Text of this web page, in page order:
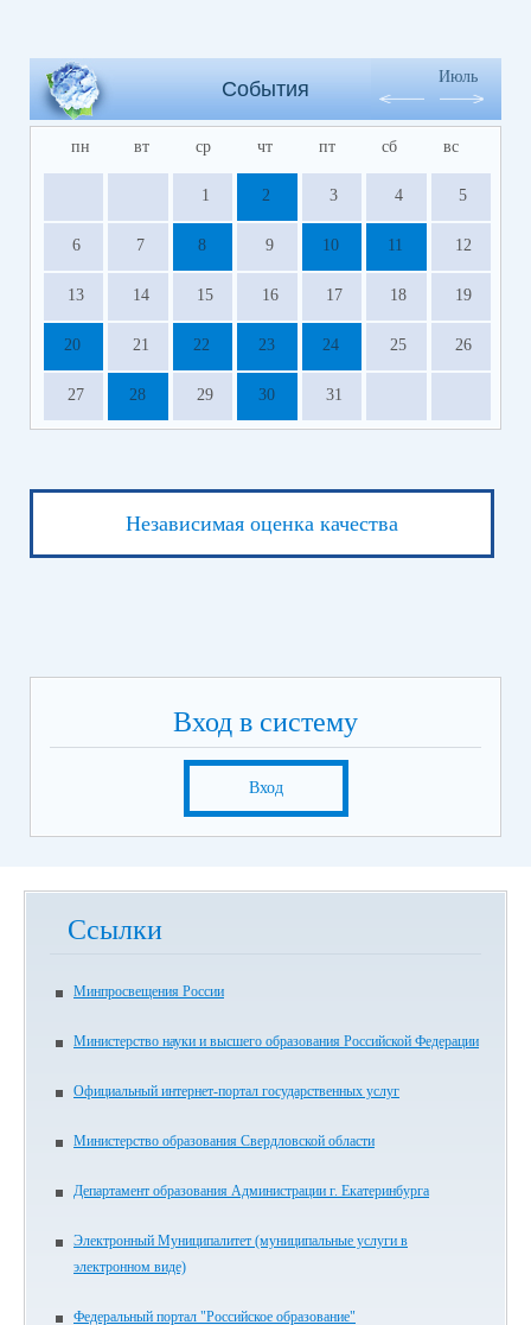
События
Июль
пн вт ср чт пт сб вс
1 2 3 4 5
6 7 8 9 10 11 12
13 14 15 16 17 18 19
20 21 22 23 24 25 26
27 28 29 30 31
Независимая оценка качества
Вход в систему
Вход
Ссылки
Минпросвещения России
Министерство науки и высшего образования Российской Федерации
Официальный интернет-портал государственных услуг
Министерство образования Свердловской области
Департамент образования Администрации г. Екатеринбурга
Электронный Муниципалитет (муниципальные услуги в
электронном виде)
Федеральный портал "Российское образование"